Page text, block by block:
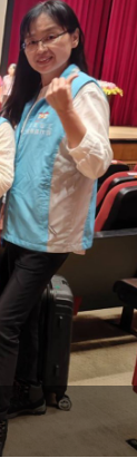
三等獎,感
局志工劉雪